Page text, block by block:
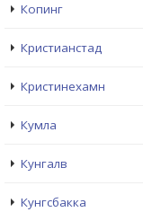
Копинг
Кристианстад
Кристинехамн
Кумла
Кунгалв
Кунгсбакка